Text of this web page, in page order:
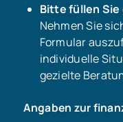
Bitte füllen Sie
Nehmen Sie
Formular
individuelle
gezielte
Angaben zur